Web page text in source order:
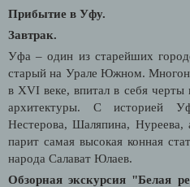
Прибытие в Уфу.
Завтрак.
Уфа – один из старейших
старый на Урале Южном.
в XVI веке, впитал в себя черты
архитектуры. С историей
Нестерова, Шаляпина,
парит самая высокая конная
народа Салават Юлаев.
Обзорная экскурсия "Белая